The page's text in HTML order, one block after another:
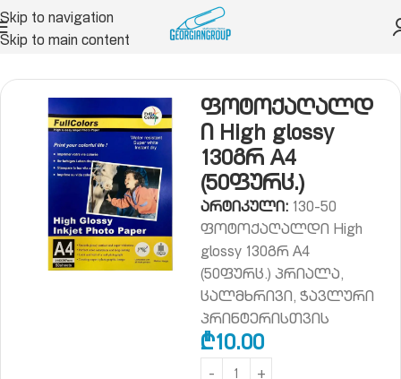
Skip to navigation
Skip to main content
A4 , A3 და სპეც ქაღალდი
ფოტოქაღალდ
ი High glossy
130გრ A4
(50ფურც.)
არტიკული: 130-50
ფოტოქაღალდი High
glossy 130გრ A4
(50ფურც.) პრიალა,
ცალმხრივი, ჭავლური
პრინტერისთვის
₾10.00